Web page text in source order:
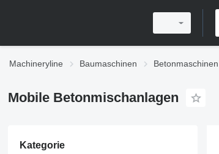
Machineryline Baumaschinen Betonmaschinen
Mobile Betonmischanlagen
Kategorie